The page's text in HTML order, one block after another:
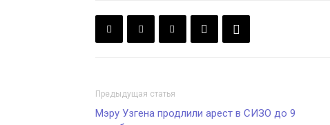
Предыдущая статья
Мэру Узгена продлили арест в СИЗО до 9